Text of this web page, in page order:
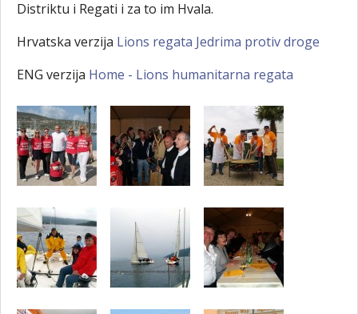
Distriktu i Regati i za to im Hvala.
Hrvatska verzija Lions regata Jedrima protiv droge
ENG verzija Home - Lions humanitarna regata